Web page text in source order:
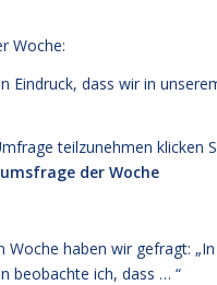
Woche:
Eindruck, dass wir in
teilzunehmen klicken
der Woche
Woche haben wir gefragt:
beobachte ich, dass … “